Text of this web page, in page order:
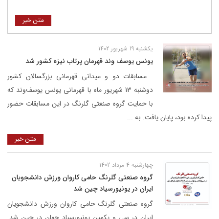
متن خبر
یکشنبه 19 شهریور 1402
یونس یوسف وند قهرمان پرتاب نیزه کشور شد
مسابقات دو و میدانی قهرمانی بزرگسالان کشور
دوشنبه 13 شهریور ماه با قهرمانی یونس یوسف‌وند که
با حمایت گروه صنعتی گلرنگ در این مسابقات حضور
پیدا کرده بود، پایان یافت. به ...
متن خبر
چهارشنبه 4 مرداد 1402
گروه صنعتی گلرنگ حامی کاروان ورزش دانشجویان
ایران در یونیورسیاد چین شد
گروه صنعتی گلرنگ حامی کاروان ورزش دانشجویان